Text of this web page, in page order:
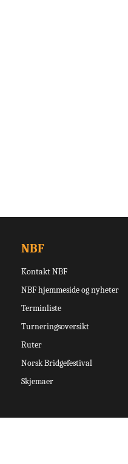
NBF
Kontakt NBF
NBF hjemmeside og nyheter
Terminliste
Turneringsoversikt
Ruter
Norsk Bridgefestival
Skjemaer